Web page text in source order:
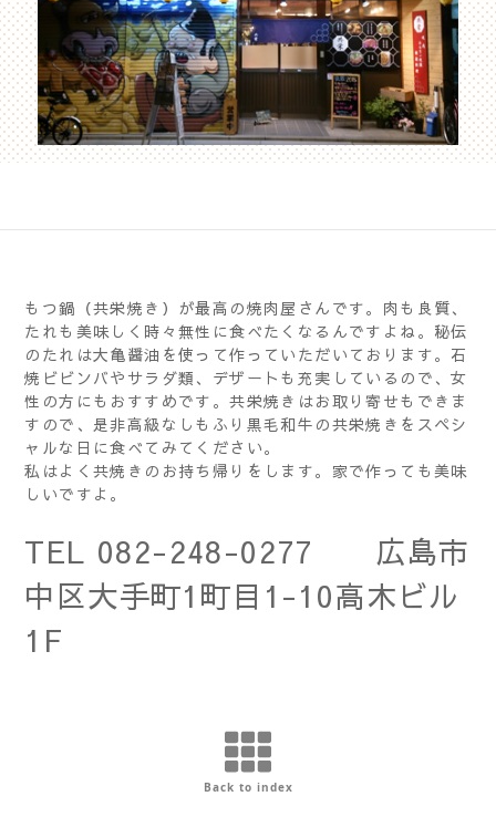
もつ鍋（共栄焼き）が最高の焼肉屋さんです。肉も良質、
たれも美味しく時々無性に食べたくなるんですよね。秘伝
のたれは大亀醤油を使って作っていただいております。石
焼ビビンバやサラダ類、デザートも充実しているので、女
性の方にもおすすめです。共栄焼きはお取り寄せもできま
すので、是非高級なしもふり黒毛和牛の共栄焼きをスペシ
ャルな日に食べてみてください。
私はよく共焼きのお持ち帰りをします。家で作っても美味
しいですよ。
TEL 082-248-0277 広島市
中区大手町1町目1-10高木ビル
1F
Back to index